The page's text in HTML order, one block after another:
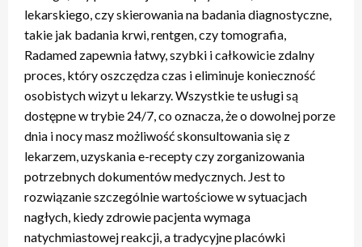
lekarskiego, czy skierowania na badania diagnostyczne,
takie jak badania krwi, rentgen, czy tomografia,
Radamed zapewnia łatwy, szybki i całkowicie zdalny
proces, który oszczędza czas i eliminuje konieczność
osobistych wizyt u lekarzy. Wszystkie te usługi są
dostępne w trybie 24/7, co oznacza, że o dowolnej porze
dnia i nocy masz możliwość skonsultowania się z
lekarzem, uzyskania e-recepty czy zorganizowania
potrzebnych dokumentów medycznych. Jest to
rozwiązanie szczególnie wartościowe w sytuacjach
nagłych, kiedy zdrowie pacjenta wymaga
natychmiastowej reakcji, a tradycyjne placówki